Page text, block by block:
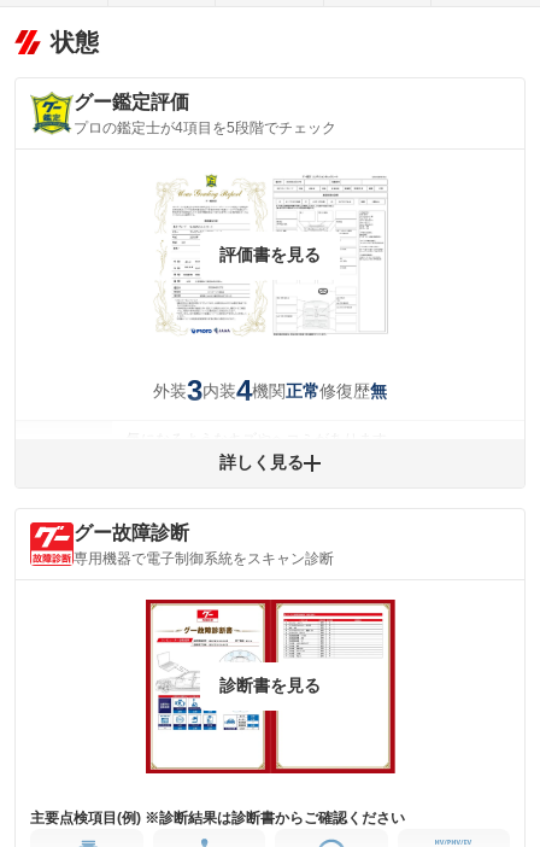
状態
グー鑑定評価
プロの鑑定士が4項目を5段階でチェック
評価書を見る
外装3内装4機関正常修復歴無
キズ・へこみについて問い合わせる
(内装状態)
機関 主要機関に不具合はありません。
詳細は鑑定書をご確認ください。
※グー鑑定は保証サービスではございません。購入時は必ず現車をご確認
※実際にお渡しするコンディションチェックシートにつきましては、形式
および表示項目が異なる場合がございます。
す。車両情報等の詳細は各販売店へお問い合わせ下さい。
詳しく見る
グー故障診断
専用機器で電子制御系統をスキャン診断
診断書を見る
主要点検項目(例) ※診断結果は診断書からご確認ください